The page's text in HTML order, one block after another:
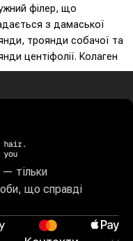
філер, що
з дамаської
троянди собачої та
центіфолії. Колаген
діє проти
тільки
що справді